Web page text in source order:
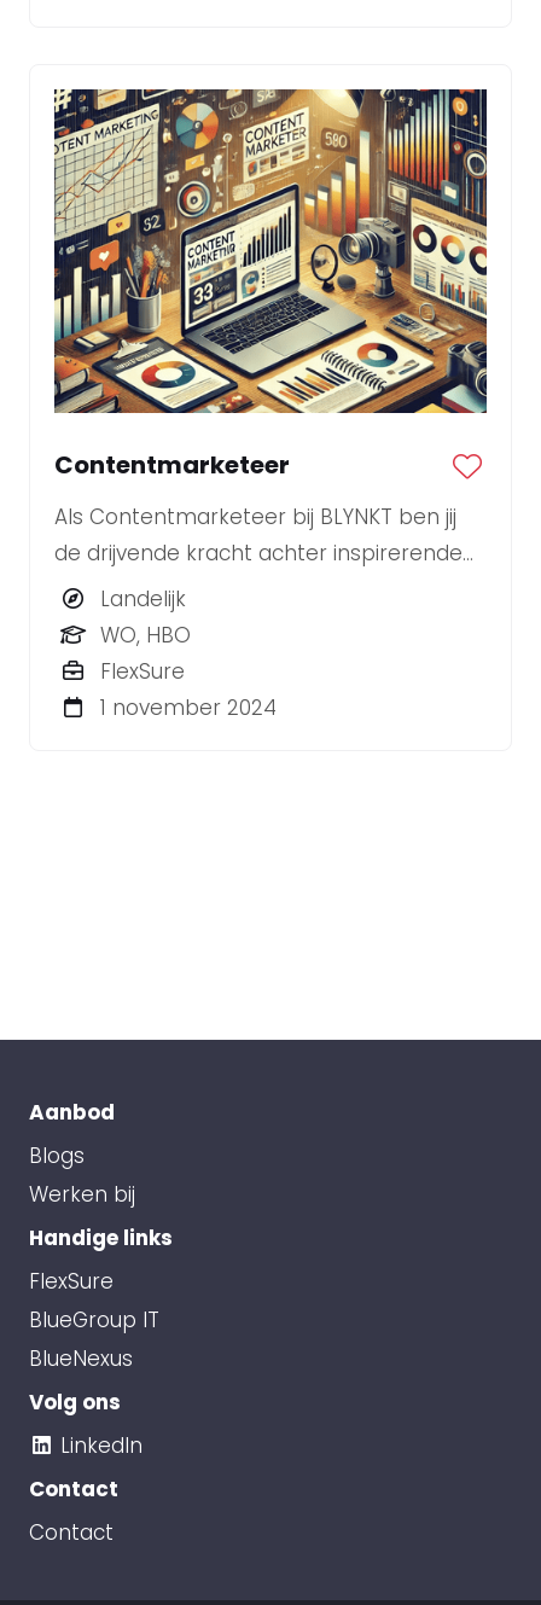
Contentmarketeer
Als Contentmarketeer bij BLYNKT ben jij
de drijvende kracht achter inspirerende
en resultaatgerichte contentstrategieën
voor diverse klanten.
Landelijk
WO, HBO
FlexSure
1 november 2024
Aanbod
Blogs
Werken bij
Handige links
FlexSure
BlueGroup IT
BlueNexus
Volg ons
LinkedIn
Contact
Contact